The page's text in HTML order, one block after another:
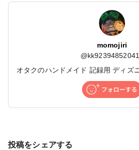
momojiri
@
オタクのハンドメイド 記録用 ディズ
投稿をシェアする